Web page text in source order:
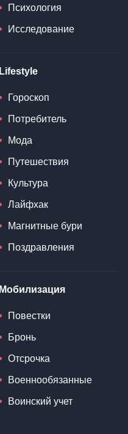
Психология
Исследование
Lifestyle
Гороскоп
Потребитель
Мода
Путешествия
Культура
Лайфхак
Магнитные бури
Поздравления
Мобилизация
Повестки
Бронь
Отсрочка
Военнообязанные
Воинский учет